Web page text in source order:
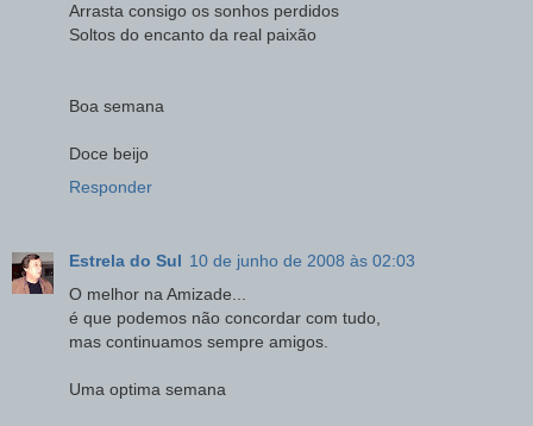
Arrasta consigo os sonhos perdidos
Soltos do encanto da real paixão
Boa semana
Doce beijo
Responder
Estrela do Sul 10 de junho de 2008 às 02:03
O melhor na Amizade...
é que podemos não concordar com tudo,
mas continuamos sempre amigos.
Uma optima semana